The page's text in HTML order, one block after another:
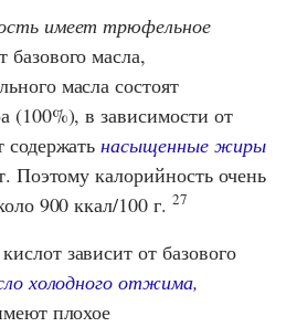
имеет трюфельное
масла,
масла состоят
(100%), в зависимости от
содержатьнасыщенные жиры
Поэтому калорийность очень
900 ккал/100 г. 27
зависит от базового
холодного отжима,
плохое